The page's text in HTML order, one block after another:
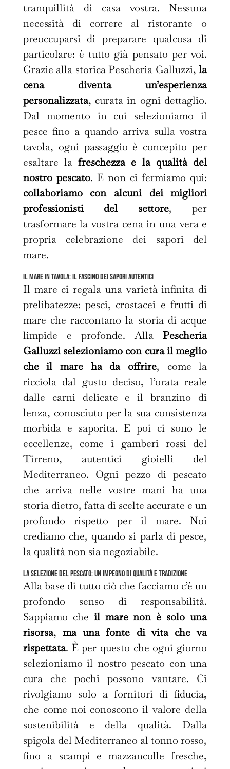
tranquillità di casa vostra. Nessuna
necessità di correre al ristorante o
preoccuparsi di preparare qualcosa di
particolare: è tutto già pensato per voi.
Grazie alla storica Pescheria Galluzzi,la
cena diventa un’esperienza
personalizzata, curata in ogni dettaglio.
Dal momento in cui selezioniamo il
pesce fino a quando arriva sulla vostra
tavola, ogni passaggio è concepito per
esaltare lafreschezza e la qualità del
nostro pescato. E non ci fermiamo qui:
collaboriamo con alcuni dei migliori
professionisti del settore, per
trasformare la vostra cena in una vera e
propria celebrazione dei sapori del
mare.
Il mare in tavola: il fascino dei sapori autentici
Il mare ci regala una varietà infinita di
prelibatezze: pesci, crostacei e frutti di
mare che raccontano la storia di acque
limpide e profonde. AllaPescheria
Galluzzi selezioniamo con cura il meglio
che il mare ha da offrire, come la
ricciola dal gusto deciso, l’orata reale
dalle carni delicate e il branzino di
lenza, conosciuto per la sua consistenza
morbida e saporita. E poi ci sono le
eccellenze, come i gamberi rossi del
Tirreno, autentici gioielli del
Mediterraneo. Ogni pezzo di pescato
che arriva nelle vostre mani ha una
storia dietro, fatta di scelte accurate e un
profondo rispetto per il mare. Noi
crediamo che, quando si parla di pesce,
la qualità non sia negoziabile.
La selezione del pescato: un impegno di qualità e tradizione
Alla base di tutto ciò che facciamo c’è un
profondo senso di responsabilità.
Sappiamo che il mare non è solo una
risorsa, ma una fonte di vita che va
rispettata. È per questo che ogni giorno
selezioniamo il nostro pescato con una
cura che pochi possono vantare. Ci
rivolgiamo solo a fornitori di fiducia,
che come noi conoscono il valore della
sostenibilità e della qualità. Dalla
spigola del Mediterraneo al tonno rosso,
fino a scampi e mazzancolle fresche,